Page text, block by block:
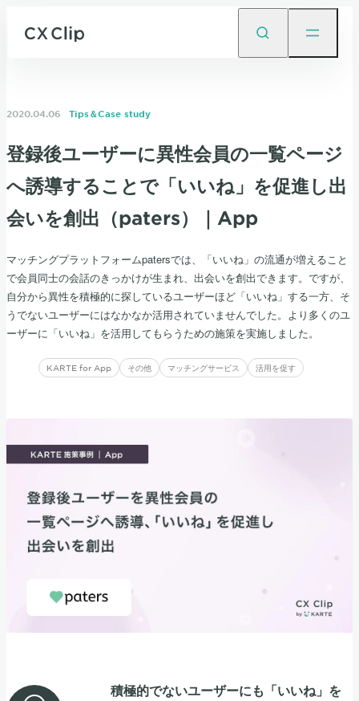
2020.04.06 Tips＆Case study
登録後ユーザーに異性会員の一覧ページ
へ誘導することで「いいね」を促進し出
会いを創出（paters）｜App
マッチングプラットフォームpatersでは、「いいね」の流通が増えること
で会員同士の会話のきっかけが生まれ、出会いを創出できます。ですが、
自分から異性を積極的に探しているユーザーほど「いいね」する一方、そ
うでないユーザーにはなかなか活用されていませんでした。より多くのユ
ーザーに「いいね」を活用してもらうための施策を実施しました。
KARTE for App その他 マッチングサービス 活用を促す
積極的でないユーザーにも「いいね」を